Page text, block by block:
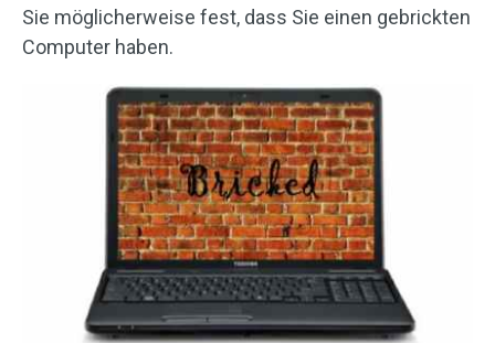
Sie möglicherweise fest, dass Sie einen gebrickten
Computer haben.